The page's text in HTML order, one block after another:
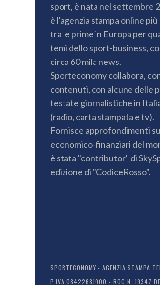
sport, è nata nel settembre
è l'agenzia stampa online
tra le prime in Europa per
temi dello sport-business,
circa 60 mila news.
Sporteconomy collabora,
contenuti, con alcune delle
testate giornalistiche in
(radio, carta stampata e tv).
Fornisce approfondimenti
economico-finanziari del
è stata "contributor" di
edizione di "CodiceRosso".
SPORTECONOMY - AGENZIA STAMPA
P.IVA 08422681000 - ROC N. 19347